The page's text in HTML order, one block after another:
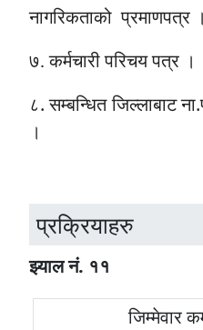
नागरिकताको प्रमाणपत्र ।
७. कर्मचारी परिचय पत्र ।
८. सम्बन्धित जिल्लाबाट
।
प्रक्रियाहरु
झ्याल न‌ं. ११
जिम्मेवार